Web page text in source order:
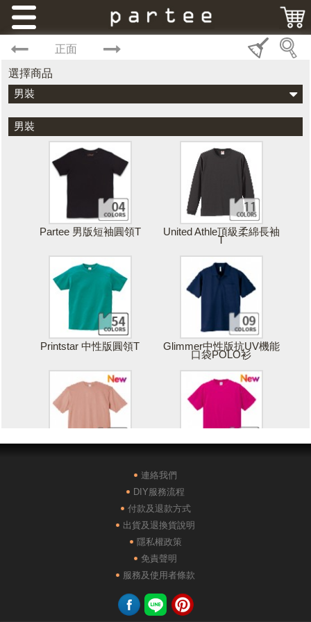
正面
選擇商品
男裝
男裝
Partee 男版短袖圓領T United Athle頂級柔綿長袖
T
Printstar 中性版圓領T Glimmer中性版抗UV機能
口袋POLO衫
POLONE1純棉短袖POLO AG28000落肩重磅精梳棉
連絡我們
DIY服務流程
付款及退款方式
出貨及退換貨說明
隱私權政策
免責聲明
服務及使用者條款